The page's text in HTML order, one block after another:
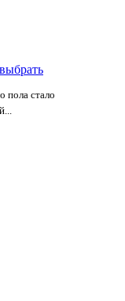
пола стало